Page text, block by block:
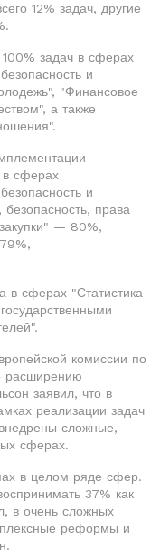
12% задач, другие
задач в сферах
и
"Финансовое
а также
в сферах
и
права
— 80%,
в сферах "Статистика
комиссии по
расширению
заявил, что в
реализации задач
сложные,
сферах.
в целом ряде сфер.
37% как
в очень сложных
реформы и